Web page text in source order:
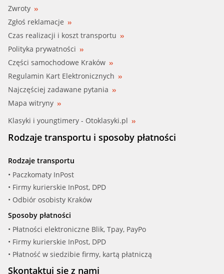
Zwroty
Zgłoś reklamacje
Czas realizacji i koszt transportu
Polityka prywatności
Części samochodowe Kraków
Regulamin Kart Elektronicznych
Najczęściej zadawane pytania
Mapa witryny
Klasyki i youngtimery - Otoklasyki.pl
Rodzaje transportu i sposoby płatności
Rodzaje transportu
• Paczkomaty InPost
• Firmy kurierskie InPost, DPD
• Odbiór osobisty Kraków
Sposoby płatności
• Płatności elektroniczne Blik, Tpay, PayPo
• Firmy kurierskie InPost, DPD
• Płatność w siedzibie firmy, kartą płatniczą
Skontaktuj się z nami